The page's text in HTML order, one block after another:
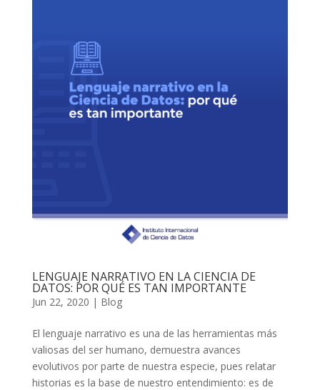
LENGUAJE NARRATIVO EN LA CIENCIA DE
DATOS: POR QUÉ ES TAN IMPORTANTE
Jun 22, 2020 | Blog
El lenguaje narrativo es una de las herramientas más
valiosas del ser humano, demuestra avances
evolutivos por parte de nuestra especie, pues relatar
historias es la base de nuestro entendimiento: es de